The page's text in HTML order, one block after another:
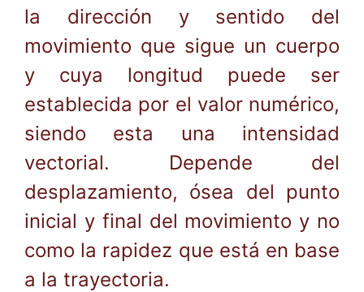
la dirección y sentido del
movimiento que sigue un cuerpo
y cuya longitud puede ser
establecida por el valor numérico,
siendo esta una intensidad
vectorial. Depende del
desplazamiento, ósea del punto
inicial y final del movimiento y no
como la rapidez que está en base
a la trayectoria.